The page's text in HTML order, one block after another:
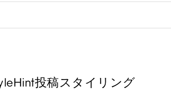
投稿スタイリング